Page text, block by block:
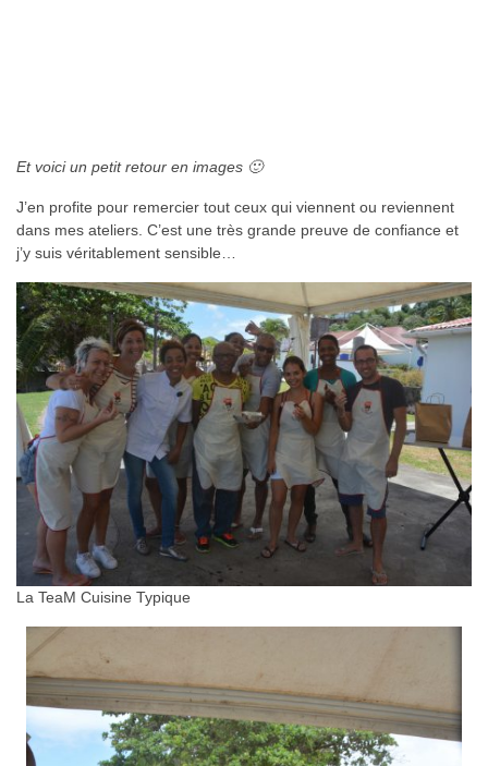
Et voici un petit retour en images 🙂
J’en profite pour remercier tout ceux qui viennent ou reviennent
dans mes ateliers. C’est une très grande preuve de confiance et
j’y suis véritablement sensible…
La TeaM Cuisine Typique